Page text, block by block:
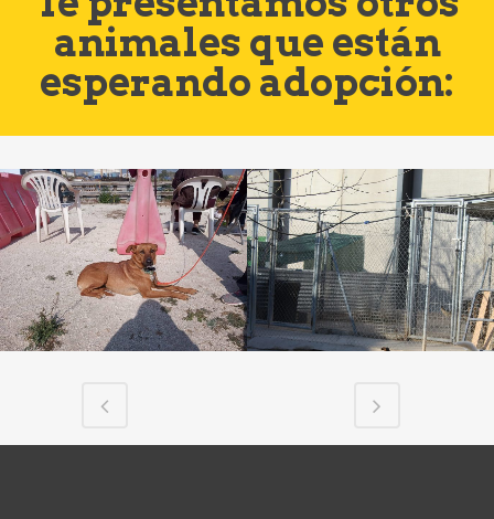
animales que están
esperando adopción: